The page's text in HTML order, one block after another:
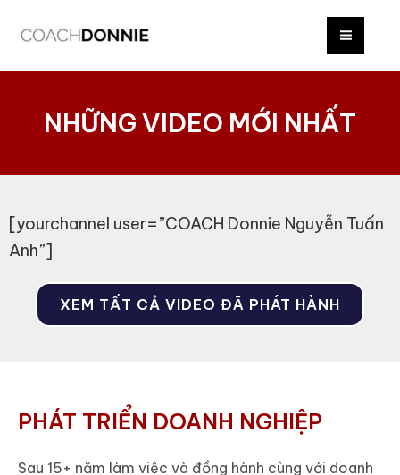
NHỮNG VIDEO MỚI NHẤT
[yourchannel user=”COACH Donnie Nguyễn Tuấn
Anh”]
XEM TẤT CẢ VIDEO ĐÃ PHÁT HÀNH
PHÁT TRIỂN DOANH NGHIỆP
Sau 15+ năm làm việc và đồng hành cùng với doanh